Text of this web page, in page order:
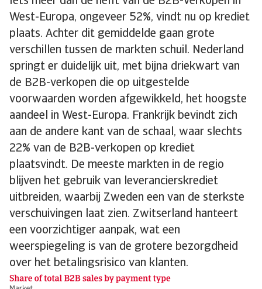
West-Europa, ongeveer 52%, vindt nu op krediet
plaats. Achter dit gemiddelde gaan grote
verschillen tussen de markten schuil. Nederland
springt er duidelijk uit, met bijna driekwart van
de B2B-verkopen die op uitgestelde
voorwaarden worden afgewikkeld, het hoogste
aandeel in West-Europa. Frankrijk bevindt zich
aan de andere kant van de schaal, waar slechts
22% van de B2B-verkopen op krediet
plaatsvindt. De meeste markten in de regio
blijven het gebruik van leverancierskrediet
uitbreiden, waarbij Zweden een van de sterkste
verschuivingen laat zien. Zwitserland hanteert
een voorzichtiger aanpak, wat een
weerspiegeling is van de grotere bezorgdheid
over het betalingsrisico van klanten.